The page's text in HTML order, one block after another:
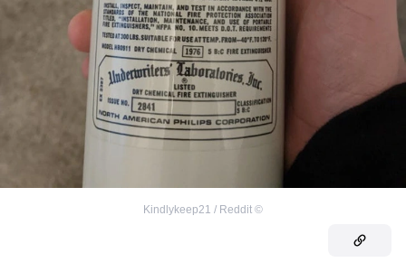
©
Kindlykeep21 / Reddit